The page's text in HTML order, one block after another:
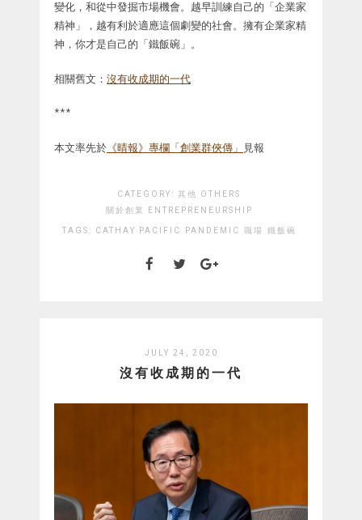
變化，和從中發掘市場機會。越早訓練自己的「企業家
精神」，越有利於適應這個劇變的社會。擁有企業家精
神，你才是自己的「鐵飯碗」。
相關舊文： 沒有收成期的一代
***
本文率先於 《晴報》專欄「創業群俠傳」 見報
CATEGORY: 其他 OTHERS
關於創業 ENTREPRENEURSHIP
TAGS: CATHAY PACIFIC PANDEMIC 職場 鐵飯碗
JULY 24, 2020
沒有收成期的一代